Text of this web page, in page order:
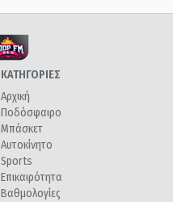
ΚΑΤΗΓΟΡΙΕΣ
Αρχική
Ποδόσφαιρο
Μπάσκετ
Αυτοκίνητο
Sports
Επικαιρότητα
Βαθμολογίες